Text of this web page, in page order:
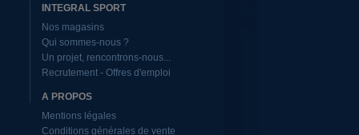
INTEGRAL SPORT
Nos magasins
Qui sommes-nous ?
Un projet, rencontrons-nous...
Recrutement - Offres d'emploi
A PROPOS
Mentions légales
Conditions générales de vente